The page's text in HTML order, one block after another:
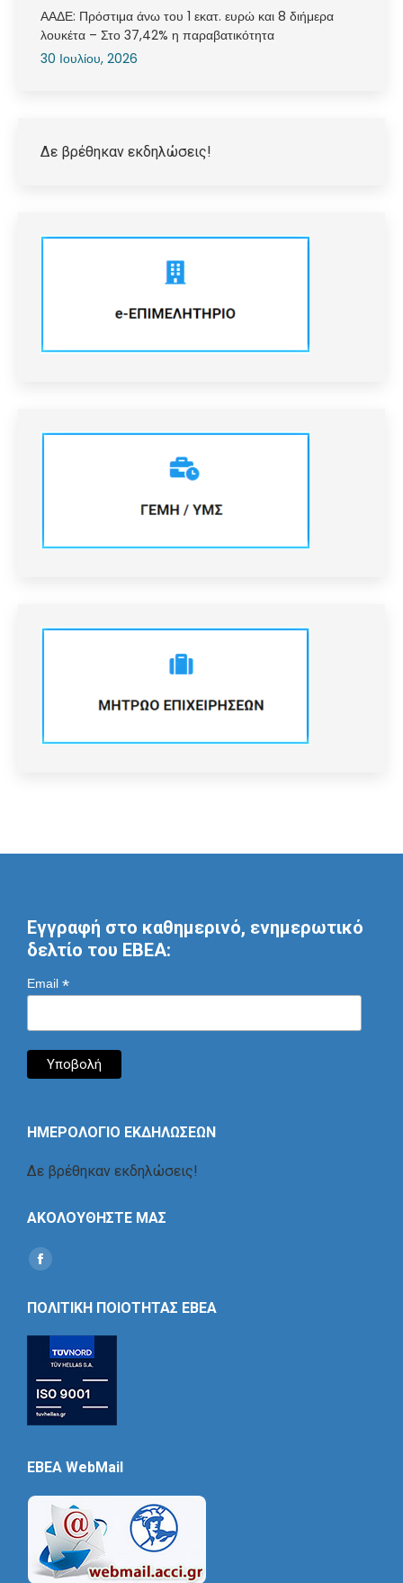
ΑΑΔΕ: Πρόστιμα άνω του 1 εκατ. ευρώ και 8 διήμερα
λουκέτα – Στο 37,42% η παραβατικότητα
30 Ιουλίου, 2026
Δε βρέθηκαν εκδηλώσεις!
Εγγραφή στο καθημερινό, ενημερωτικό
δελτίο του ΕΒΕΑ:
Email *
ΗΜΕΡΟΛΟΓΙΟ ΕΚΔΗΛΩΣΕΩΝ
Δε βρέθηκαν εκδηλώσεις!
ΑΚΟΛΟΥΘΗΣΤΕ ΜΑΣ
Find us on:
Social
ΠΟΛΙΤΙΚΗ ΠΟΙΟΤΗΤΑΣ ΕΒΕΑ
EBEA WebMail